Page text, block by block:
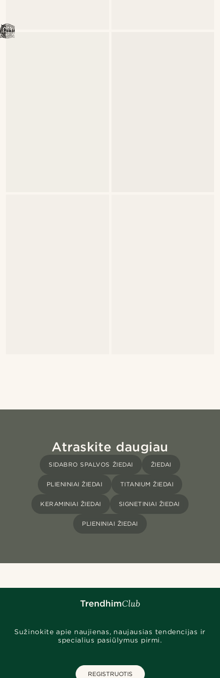
Atraskite daugiau
SIDABRO SPALVOS ŽIEDAI ŽIEDAI
PLIENINIAI ŽIEDAI TITANIUM ŽIEDAI
KERAMINIAI ŽIEDAI SIGNETINIAI ŽIEDAI
PLIENINIAI ŽIEDAI
Sužinokite apie naujienas, naujausias tendencijas ir
specialius pasiūlymus pirmi.
REGISTRUOTIS